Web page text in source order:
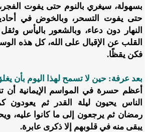
بسهولة، سيغري بالنوم حتى يفوت الفجر،
حتى يفوت التسحر، وبالخوض في
النهار دون دعاء، وبالشعور باليأس
القلب عن الإقبال على الله، كل هذه
فكن يقظًا.
بعد عرفة: حين لا تسمح لهذا اليوم بأن
أعظم حسرة في المواسم الإيمانية أن
الناس يحيون ليلة القدر ثم يعودون
رمضان ثم يرجعون إلى ما كانوا عليه،
يبقى منه في قلوبهم إلا ذكرى عابرة.